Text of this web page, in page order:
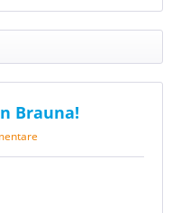
Brauna!